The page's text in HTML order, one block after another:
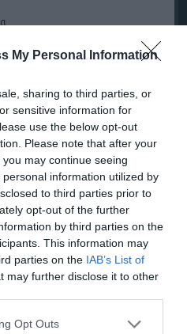
My Personal Information
sharing to third parties, or
sensitive information for
use the below opt-out
Please note that after your
may continue seeing
information utilized by
to third parties prior to
opt-out of the further
by third parties on the
This information may
parties on the IAB’s List of
may further disclose it to other
Opt Outs
20 mars - 2
– 15:30